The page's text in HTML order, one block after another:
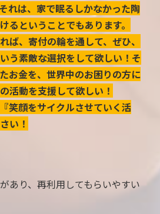
れは、家で眠るしかなかった陶
るということでもあります。
ば、寄付の輪を通して、ぜひ、
う素敵な選択をして欲しい！そ
お金を、世界中のお困りの方に
活動を支援して欲しい！
笑顔をサイクルさせていく活
い！
あり、再利用してもらいやすい